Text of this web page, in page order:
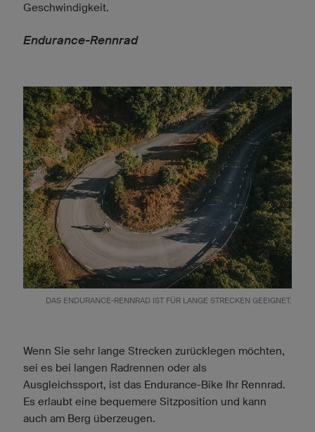
Geschwindigkeit.
Endurance-Rennrad
DAS ENDURANCE-RENNRAD IST FÜR LANGE STRECKEN GEEIGNET.
Wenn Sie sehr lange Strecken zurücklegen möchten,
sei es bei langen Radrennen oder als
Ausgleichssport, ist das Endurance-Bike Ihr Rennrad.
Es erlaubt eine bequemere Sitzposition und kann
auch am Berg überzeugen.